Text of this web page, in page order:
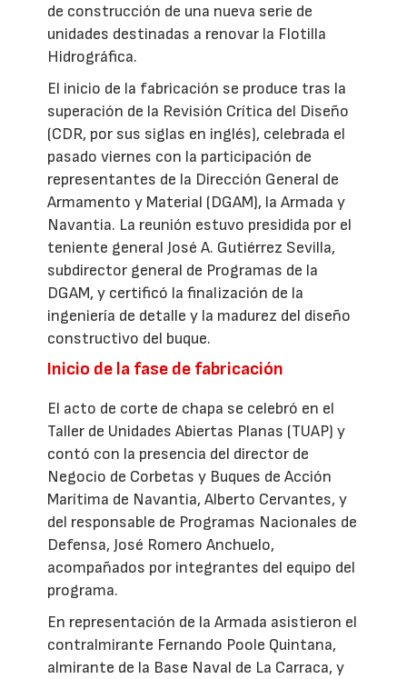
de construcción de una nueva serie de
unidades destinadas a renovar la Flotilla
Hidrográfica.
El inicio de la fabricación se produce tras la
superación de la Revisión Crítica del Diseño
(CDR, por sus siglas en inglés), celebrada el
pasado viernes con la participación de
representantes de la Dirección General de
Armamento y Material (DGAM), la Armada y
Navantia. La reunión estuvo presidida por el
teniente general José A. Gutiérrez Sevilla,
subdirector general de Programas de la
DGAM, y certificó la finalización de la
ingeniería de detalle y la madurez del diseño
constructivo del buque.
Inicio de la fase de fabricación
El acto de corte de chapa se celebró en el
Taller de Unidades Abiertas Planas (TUAP) y
contó con la presencia del director de
Negocio de Corbetas y Buques de Acción
Marítima de Navantia, Alberto Cervantes, y
del responsable de Programas Nacionales de
Defensa, José Romero Anchuelo,
acompañados por integrantes del equipo del
programa.
En representación de la Armada asistieron el
contralmirante Fernando Poole Quintana,
almirante de la Base Naval de La Carraca, y